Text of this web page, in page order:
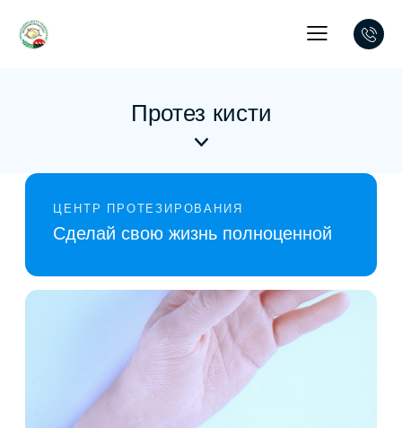
Протез кисти
ЦЕНТР ПРОТЕЗИРОВАНИЯ
Сделай свою жизнь полноценной